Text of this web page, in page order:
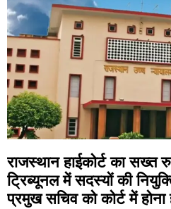
राजस्थान हाईकोर्ट का
ट्रिब्यूनल में सदस्यों की
प्रमुख सचिव को कोर्ट में होना